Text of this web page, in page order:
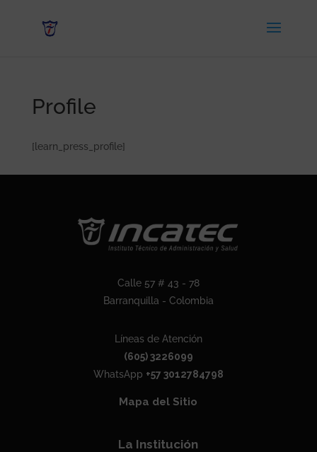
Profile
[learn_press_profile]
Calle 57 # 43 - 78
Barranquilla - Colombia
Líneas de Atención
(605) 3226099
WhatsApp +57 3012784798
Mapa del Sitio
La Institución